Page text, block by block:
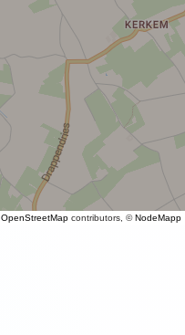
OpenStreetMap contributors, ©NodeMapp